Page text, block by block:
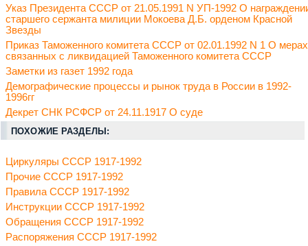
Указ Президента СССР от 21.05.1991 N УП-1992 О
старшего сержанта милиции Мокоева Д.Б. орденом Красной
Звезды
Приказ Таможенного комитета СССР от 02.01.1992 N 1 О
связанных с ликвидацией Таможенного комитета СССР
Заметки из газет 1992 года
Демографические процессы и рынок труда в России в 1992-
1996гг
Декрет СНК РСФСР от 24.11.1917 О суде
ПОХОЖИЕ РАЗДЕЛЫ:
Циркуляры СССР 1917-1992
Прочие СССР 1917-1992
Правила СССР 1917-1992
Инструкции СССР 1917-1992
Обращения СССР 1917-1992
Распоряжения СССР 1917-1992